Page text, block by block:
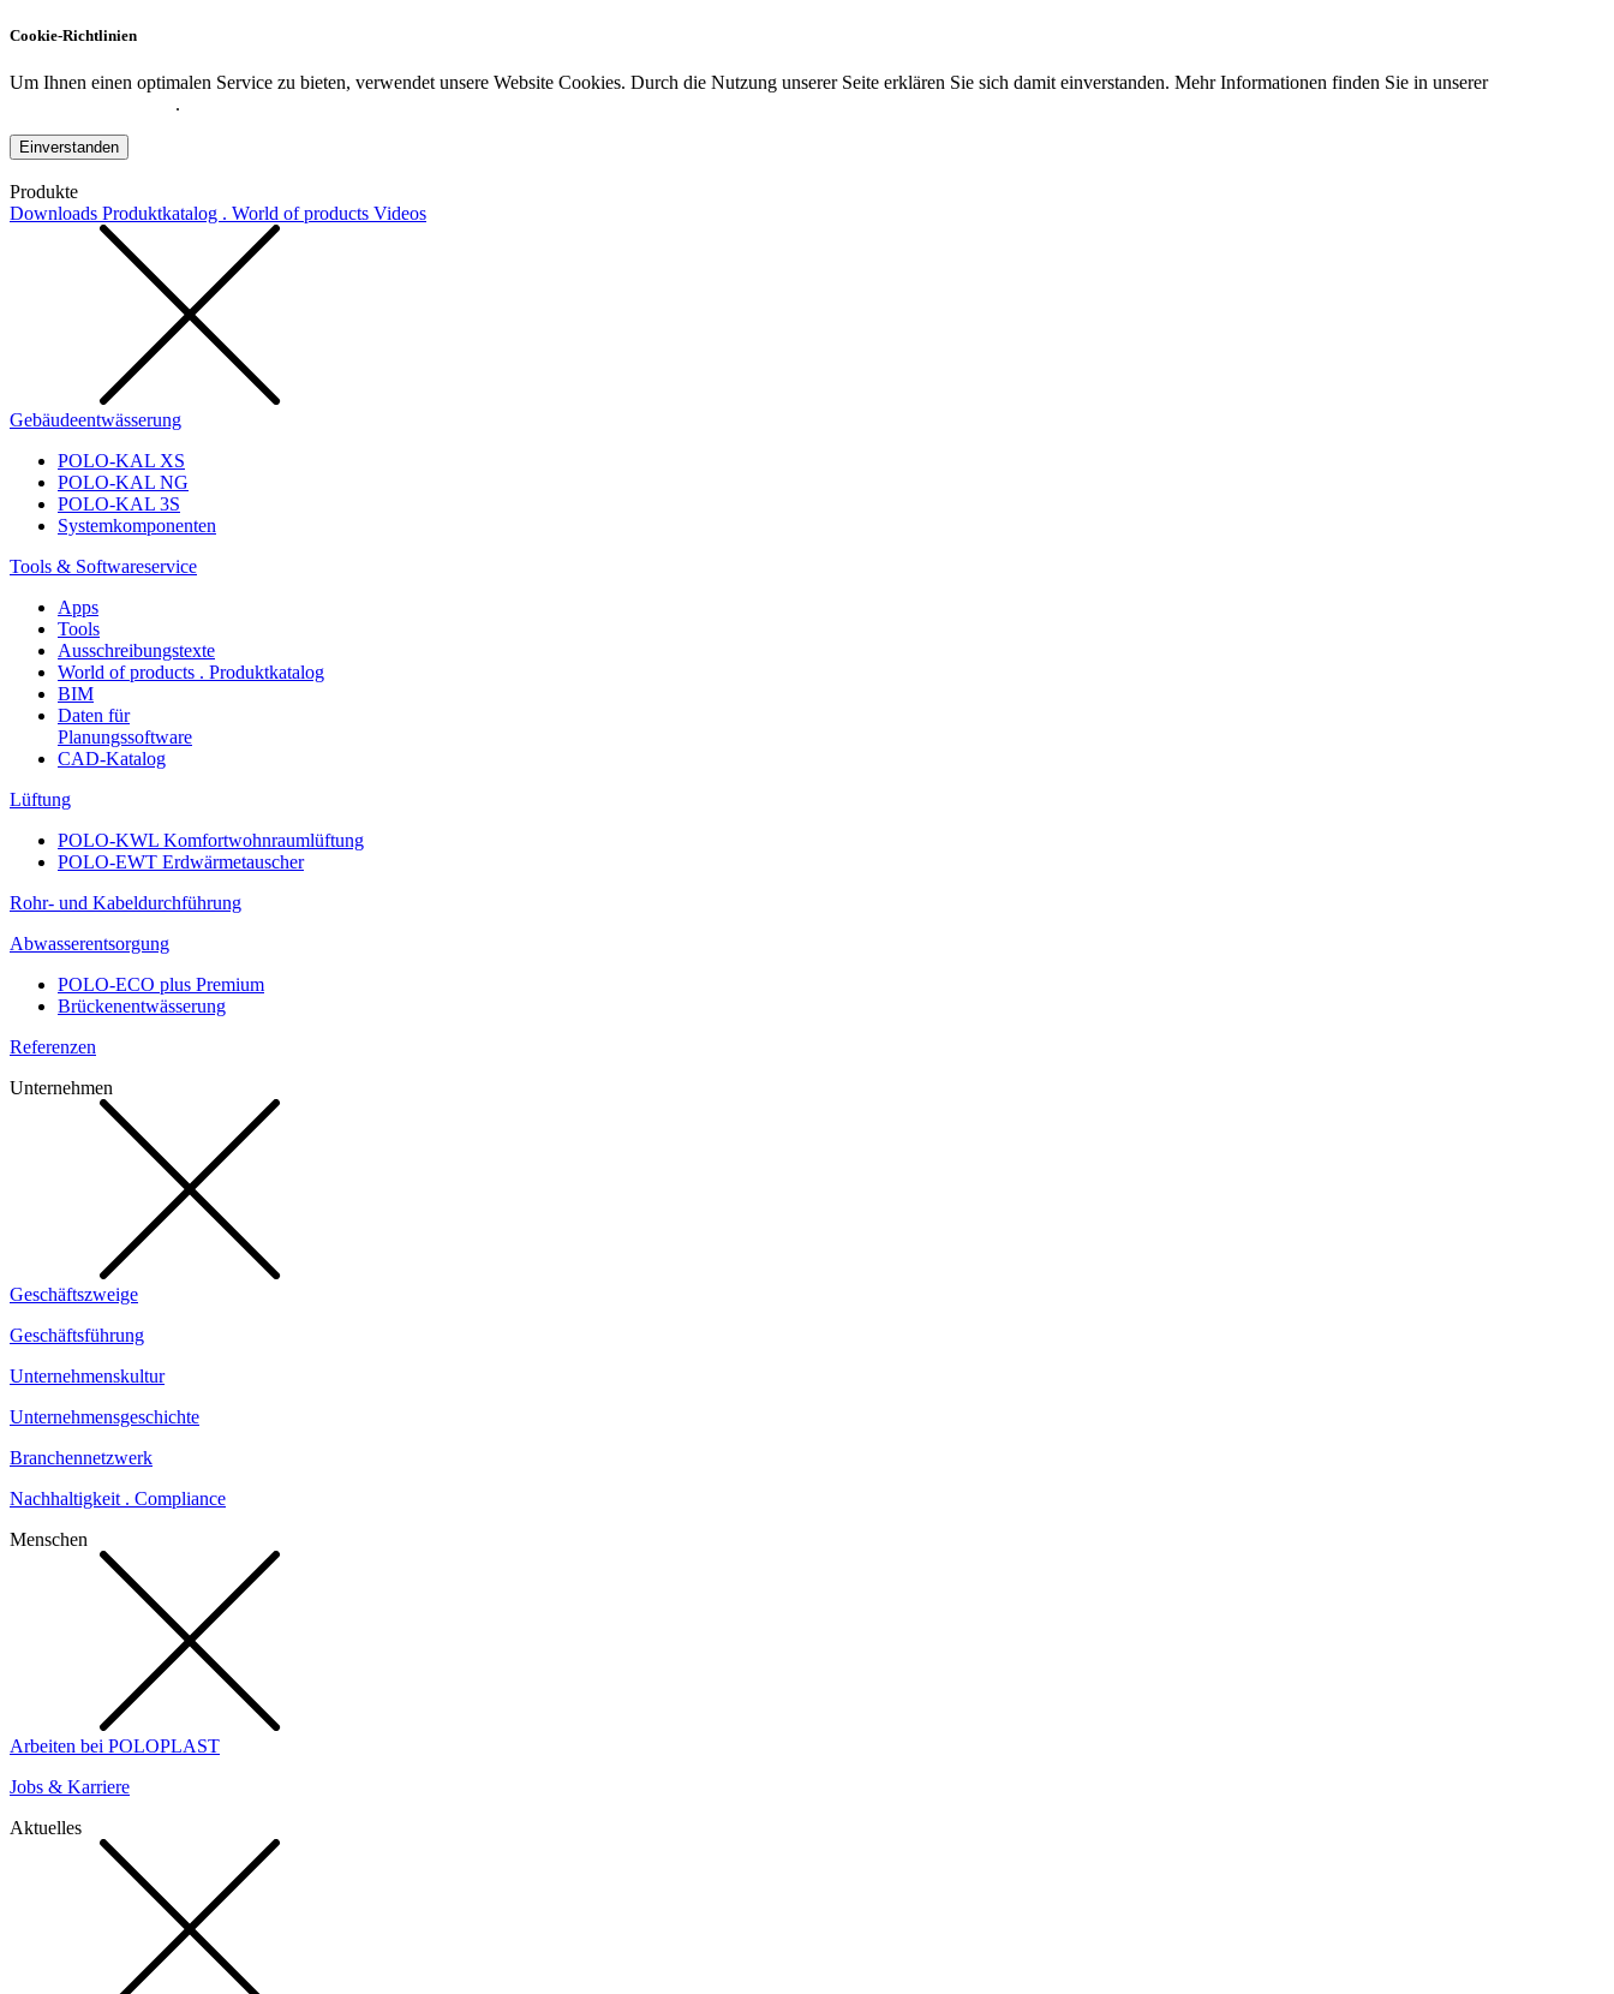
Cookie-Richtlinien
Um Ihnen einen optimalen Service zu bieten, verwendet unsere Website Cookies. Durch die Nutzung unserer Seite erklären Sie sich damit einverstanden. Mehr Informationen finden Sie in unserer
.
Einverstanden
Produkte
Downloads Produktkatalog . World of products Videos
Gebäudeentwässerung
POLO-KAL XS
POLO-KAL NG
POLO-KAL 3S
Systemkomponenten
Tools & Softwareservice
Apps
Tools
Ausschreibungstexte
World of products . Produktkatalog
BIM
Daten für
Planungssoftware
CAD-Katalog
Lüftung
POLO-KWL Komfortwohnraumlüftung
POLO-EWT Erdwärmetauscher
Rohr- und Kabeldurchführung
Abwasserentsorgung
POLO-ECO plus Premium
Brückenentwässerung
Referenzen
Unternehmen
Geschäftszweige
Geschäftsführung
Unternehmenskultur
Unternehmensgeschichte
Branchennetzwerk
Nachhaltigkeit . Compliance
Menschen
Arbeiten bei POLOPLAST
Jobs & Karriere
Aktuelles